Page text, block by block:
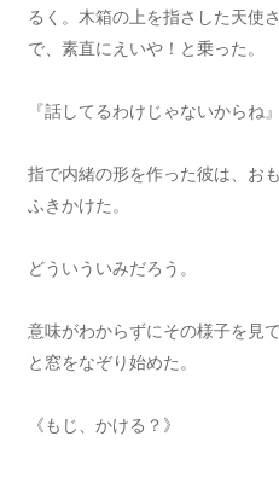
るく。木箱の上を指さした天使
で、素直にえいや！と乗った。
『話してるわけじゃないからね』
指で内緒の形を作った彼は、お
ふきかけた。
どういういみだろう。
意味がわからずにその様子を見
と窓をなぞり始めた。
《もじ、かける？》